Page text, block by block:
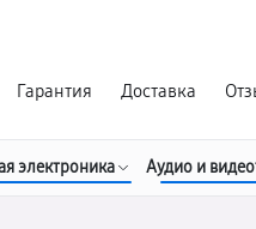
Гарантия Доставка
электроника Аудио и